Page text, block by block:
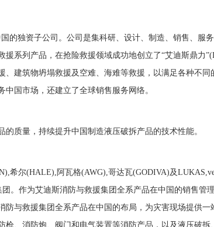
的独资子公司。公司是集科研、设计、制造、销售、服
系列产品，在抢险救援领域成功地创立了“艾迪斯鼎力
、建筑物坍塌救援及空难、海难等救援，以满足各种不同
国市场，还建立了全球销售服务网络。
质量，持续提升中国制造液压破拆产品的技术性能。
希尔(HALE),阿瓦格(AWG),哥达瓦(GODIVA)及
。作为艾迪斯消防与救援集团全系产品在中国的销售管
防与救援集团全系产品在中国的布局，为灾害现场提供一
枪、消防炮、阀门和电气装置等消防产品，以及液压破拆